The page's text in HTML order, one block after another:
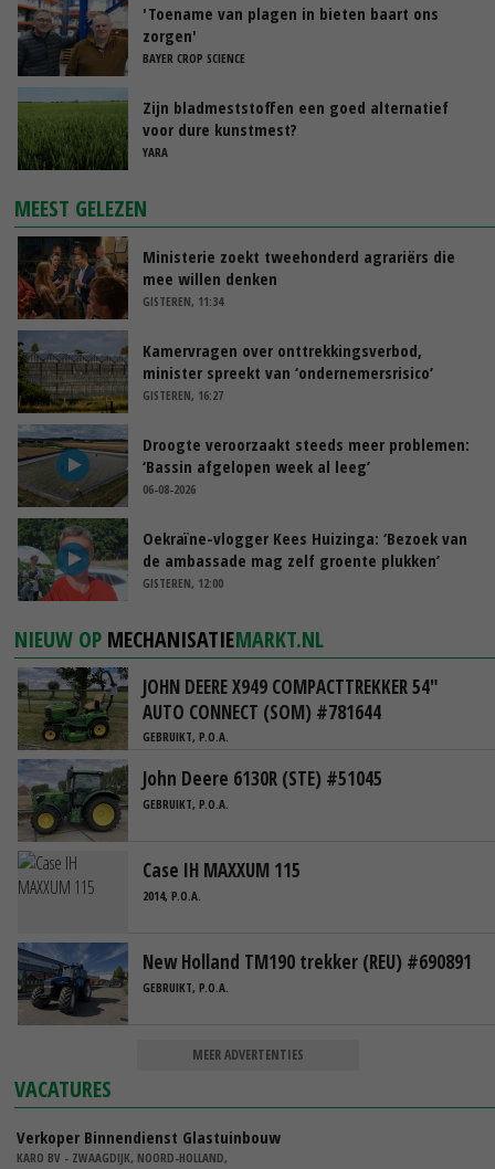
'Toename van plagen in bieten baart ons
zorgen'
BAYER CROP SCIENCE
Zijn bladmeststoffen een goed alternatief
voor dure kunstmest?
YARA
MEEST GELEZEN
Ministerie zoekt tweehonderd agrariërs die
mee willen denken
GISTEREN, 11:34
Kamervragen over onttrekkingsverbod,
minister spreekt van ‘ondernemersrisico’
GISTEREN, 16:27
Droogte veroorzaakt steeds meer problemen:
‘Bassin afgelopen week al leeg’
06-08-2026
Oekraïne-vlogger Kees Huizinga: ‘Bezoek van
de ambassade mag zelf groente plukken’
GISTEREN, 12:00
NIEUW OP MECHANISATIEMARKT.NL
JOHN DEERE X949 COMPACTTREKKER 54"
AUTO CONNECT (SOM) #781644
GEBRUIKT, P.O.A.
John Deere 6130R (STE) #51045
GEBRUIKT, P.O.A.
Case IH MAXXUM 115
2014, P.O.A.
New Holland TM190 trekker (REU) #690891
GEBRUIKT, P.O.A.
MEER ADVERTENTIES
VACATURES
Verkoper Binnendienst Glastuinbouw
KARO BV - ZWAAGDIJK, NOORD-HOLLAND,